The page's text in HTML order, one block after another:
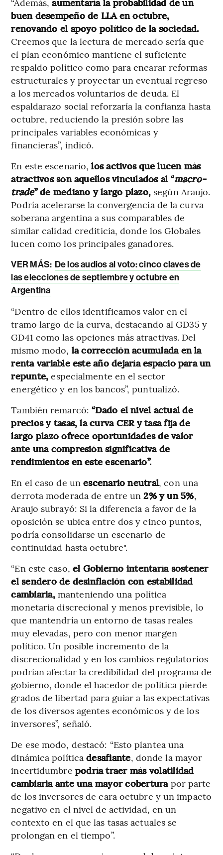
buen desempeño de LLA en octubre,
renovando el apoyo político de la sociedad.
Creemos que la lectura de mercado sería que
el plan económico mantiene el suficiente
respaldo político como para encarar reformas
estructurales y proyectar un eventual regreso
a los mercados voluntarios de deuda. El
espaldarazo social reforzaría la confianza hasta
octubre, reduciendo la presión sobre las
principales variables económicas y
financieras”, indicó.
En este escenario, los activos que lucen más
atractivos son aquellos vinculados al “macro-
trade” de mediano y largo plazo, según Araujo.
Podría acelerarse la convergencia de la curva
soberana argentina a sus comparables de
similar calidad crediticia, donde los Globales
lucen como los principales ganadores.
VER MÁS: De los audios al voto: cinco claves de
las elecciones de septiembre y octubre en
Argentina
“Dentro de ellos identificamos valor en el
tramo largo de la curva, destacando al GD35 y
GD41 como las opciones más atractivas. Del
mismo modo, la corrección acumulada en la
renta variable este año dejaría espacio para un
repunte, especialmente en el sector
energético y en los bancos”, puntualizó.
También remarcó:“Dado el nivel actual de
precios y tasas, la curva CER y tasa fija de
largo plazo ofrece oportunidades de valor
ante una compresión significativa de
rendimientos en este escenario”.
En el caso de unescenario neutral, con una
derrota moderada de entre un2% y un 5%,
Araujo subrayó: Si la diferencia a favor de la
oposición se ubica entre dos y cinco puntos,
podría consolidarse un escenario de
continuidad hasta octubre".
“En este caso, el Gobierno intentaría sostener
el sendero de desinflación con estabilidad
cambiaria,manteniendo una política
monetaria discrecional y menos previsible, lo
que mantendría un entorno de tasas reales
muy elevadas, pero con menor margen
político. Un posible incremento de la
discrecionalidad y en los cambios regulatorios
podrían afectar la credibilidad del programa de
gobierno, donde el hacedor de política pierde
grados de libertad para guiar a las expectativas
de los diversos agentes económicos y de los
inversores”, señaló.
De ese modo, destacó: “Esto plantea una
dinámica políticadesafiante, donde la mayor
incertidumbre podría traer más volatilidad
cambiaria ante una mayor coberturapor parte
de los inversores de cara octubre y un impacto
negativo en el nivel de actividad, en un
contexto en el que las tasas actuales se
prolongan en el tiempo”.